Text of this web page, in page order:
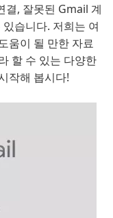
결, 잘못된 Gmail 계
습니다. 저희는 여
움이 될 만한 자료
할 수 있는 다양한
작해 봅시다!